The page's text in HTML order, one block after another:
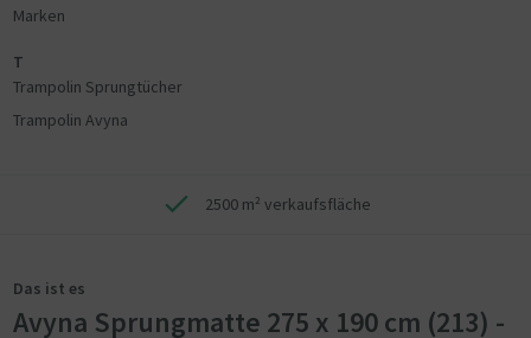
Marken
T
Trampolin Sprungtücher
Trampolin Avyna
2500 m² verkaufsfläche
Das ist es
Avyna Sprungmatte 275 x 190 cm (213) -